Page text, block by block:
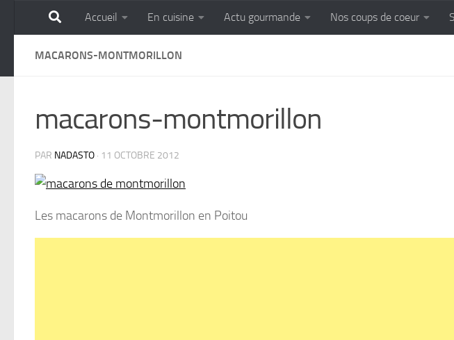
Skip to content
GOURMANDISE SANS FRONTIERES
Accueil En cuisine Actu gourmande Nos coups de coeur
MACARONS-MONTMORILLON
macarons-montmorillon
PAR NADASTO · 11 OCTOBRE 2012
Les macarons de Montmorillon en Poitou